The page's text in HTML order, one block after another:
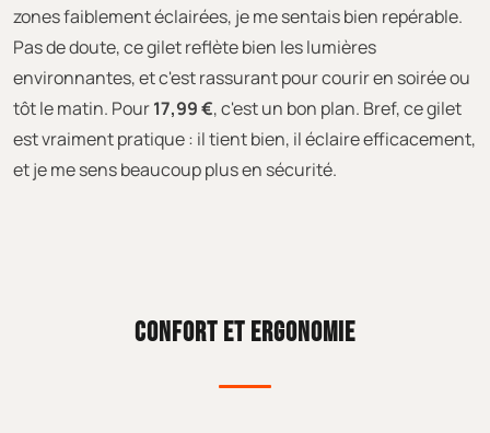
zones faiblement éclairées, je me sentais bien repérable.
Pas de doute, ce gilet reflète bien les lumières
environnantes, et c'est rassurant pour courir en soirée ou
tôt le matin. Pour17,99 €, c'est un bon plan. Bref, ce gilet
est vraiment pratique : il tient bien, il éclaire efficacement,
et je me sens beaucoup plus en sécurité.
CONFORT ET ERGONOMIE